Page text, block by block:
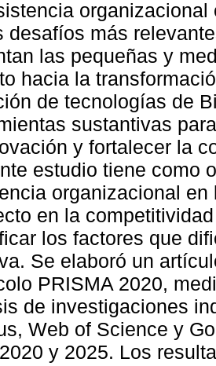
organizacional
desafíos más
las pequeñas y
hacia la
de tecnologías de
sustantivas
y fortalecer la
estudio tiene como
organizacional
en la
los factores que
Se elaboró un
PRISMA 2020,
de investigaciones
Web of Science y
y 2025. Los